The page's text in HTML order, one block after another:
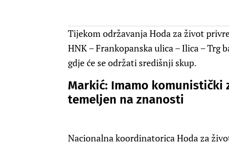
Tijekom održavanja Hoda za život
HNK – Frankopanska ulica – Ilica – Trg
gdje će se održati središnji skup.
Markić: Imamo komunistički
temeljen na znanosti
Nacionalna koordinatorica Hoda za